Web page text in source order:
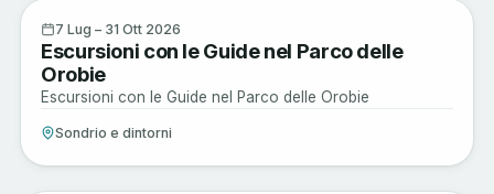
Active
7 Lug – 31 Ott 2026
Escursioni con le Guide nel Parco delle
Orobie
Escursioni con le Guide nel Parco delle Orobie
Sondrio e dintorni